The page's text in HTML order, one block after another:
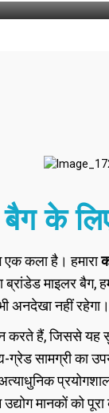
बैग के
एक कला है। हमारा
माइलर
अनदेखा नहीं रहेगा।
हैं, जिससे यह
ग्रेड सामग्री
उद्योग मानकों